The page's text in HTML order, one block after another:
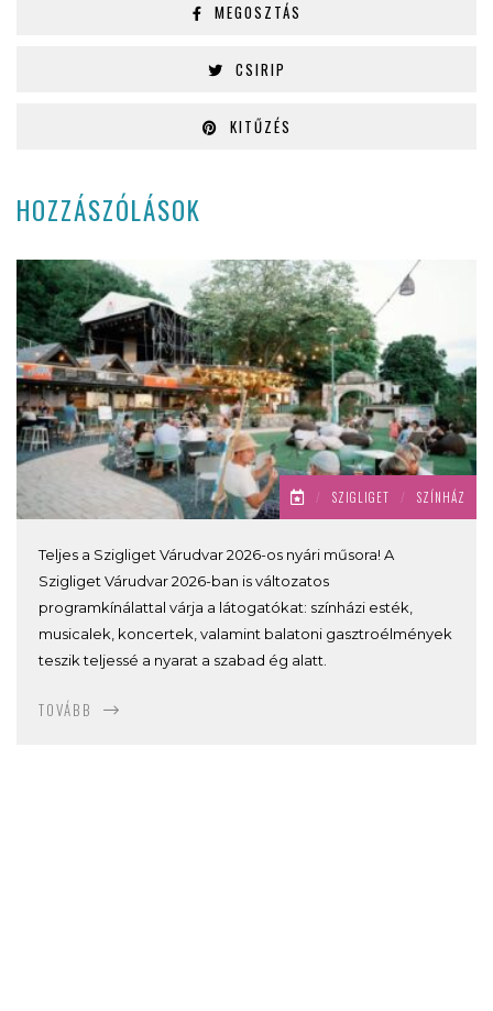
MEGOSZTÁS
CSIRIP
KITŰZÉS
HOZZÁSZÓLÁSOK
/ SZIGLIGET / SZÍNHÁZ
Teljes a Szigliget Várudvar 2026-os nyári műsora! A
Szigliget Várudvar 2026-ban is változatos
programkínálattal várja a látogatókat: színházi esték,
musicalek, koncertek, valamint balatoni gasztroélmények
teszik teljessé a nyarat a szabad ég alatt.
TOVÁBB